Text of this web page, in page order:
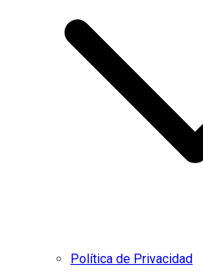
Política de Privacidad